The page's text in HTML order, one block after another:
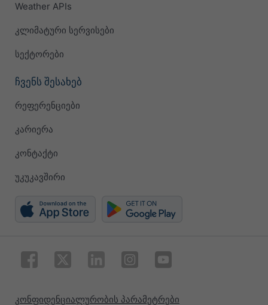
Weather APIs
კლიმატური სერვისები
სექტორები
ჩვენს შესახებ
რეფერენციები
კარიერა
კონტაქტი
უკუკავშირი
კონფიდენციალურობის პარამეტრები